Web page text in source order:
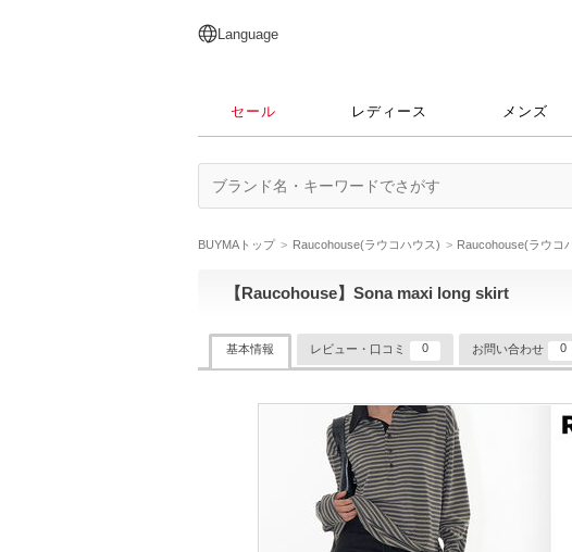
日本語
English
简体中文
繁體中文
Language
セール レディース メンズ
BUYMAトップ Raucohouse(ラウコハウス) Raucohouse(ラウコ
【Raucohouse】Sona maxi long skirt
基本情報 レビュー・口コミ 0 お問い合わせ 0